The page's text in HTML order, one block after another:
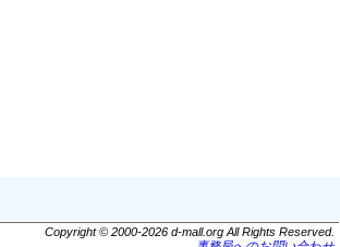
Copyright © 2000-2026 d-mall.org All Rights Reserved.